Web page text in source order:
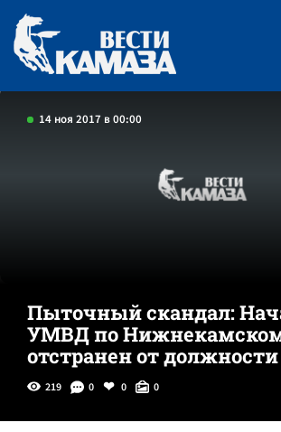
14 ноя 2017 в 00:00
Пыточный скандал:
УМВД по
отстранен от должности
219 0 0 0